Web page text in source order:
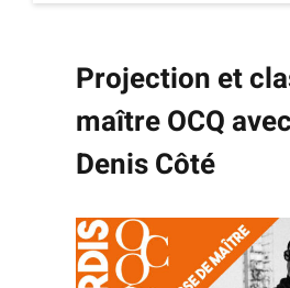
Projection et
maître OCQ avec
Denis Côté
Voir
l'image